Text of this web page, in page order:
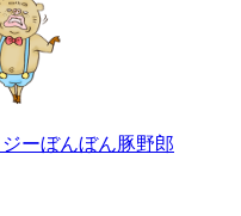
ーぼんぼん豚野郎